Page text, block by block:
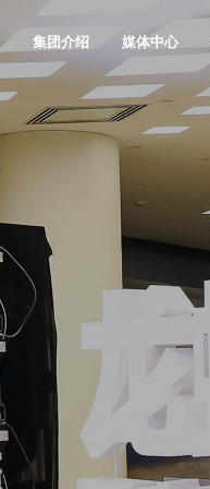
集团介绍 媒体中心